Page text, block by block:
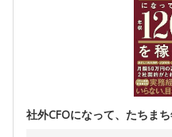
社外CFOになって、たちま